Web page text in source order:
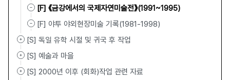
[F] 《금강에서의 국제자연미술전》(1991~1995)
[F] 야투 야외현장미술 기록(1981-1998)
[S] 독일 유학 시절 및 귀국 후 작업
[S] 예술과 마을
[S] 2000년 이후 (회화)작업 관련 자료